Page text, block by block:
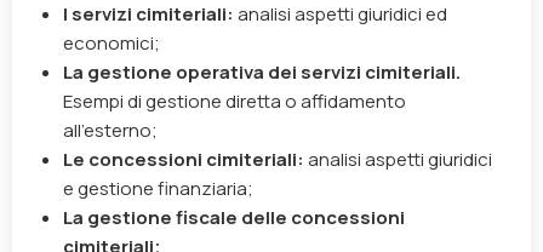
I servizi cimiteriali: analisi aspetti giuridici ed
economici;
La gestione operativa dei servizi cimiteriali.
Esempi di gestione diretta o affidamento
all’esterno;
Le concessioni cimiteriali: analisi aspetti giuridici
e gestione finanziaria;
La gestione fiscale delle concessioni
cimiteriali;